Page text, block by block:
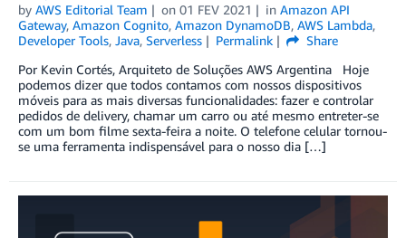
by AWS Editorial Team on 01 FEV 2021 in Amazon API
Gateway, Amazon Cognito, Amazon DynamoDB, AWS Lambda,
Developer Tools, Java, Serverless Permalink
Share
Por Kevin Cortés, Arquiteto de Soluções AWS Argentina Hoje
podemos dizer que todos contamos com nossos dispositivos
móveis para as mais diversas funcionalidades: fazer e controlar
pedidos de delivery, chamar um carro ou até mesmo entreter-se
com um bom filme sexta-feira a noite. O telefone celular tornou-
se uma ferramenta indispensável para o nosso dia […]